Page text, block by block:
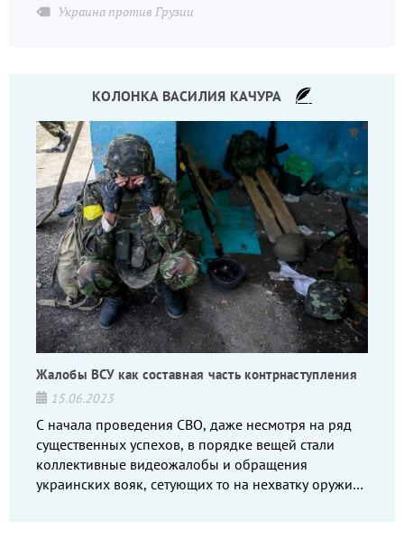
Украина против Грузии
КОЛОНКА ВАСИЛИЯ КАЧУРА
Жалобы ВСУ как составная часть контрнаступления
15.06.2023
С начала проведения СВО, даже несмотря на ряд
существенных успехов, в порядке вещей стали
коллективные видеожалобы и обращения
украинских вояк, сетующих то на нехватку оружия,